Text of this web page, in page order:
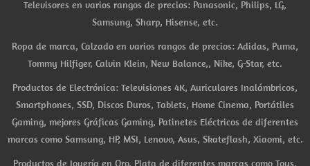
Televisores en varios rangos de precios: Panasonic, Philips, LG,
Samsung, Sharp, Hisense, etc.
Ropa de marca, Calzado en varios rangos de precios: Adidas, Puma,
Tommy Hilfiger, Calvin Klein, New Balance,, Nike, G-Star, etc.
Productos de Electrónica: Televisiones 4K, Auriculares Inalámbricos,
Smartphones, SSD, Discos Duros, Tablets, Home Cinema, Portátiles
Gaming, mejores Gráficas Gaming, Patinetes Eléctricos de diferentes
marcas como Samsung, HP, MSI, Lenovo, Asus, Skateflash, Xiaomi, etc.
Productos de Joyería en Oro, Plata de diferentes marcas como Tous,